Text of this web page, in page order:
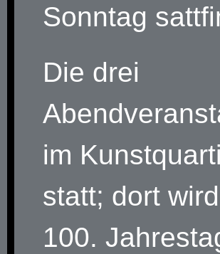
Sonntag
Die drei
im
statt; dort
100.